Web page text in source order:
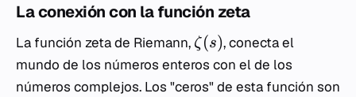
La conexión con la función zeta
La función zeta de Riemann, ζ (s), conecta el
mundo de los números enteros con el de los
números complejos. Los "ceros" de esta función son